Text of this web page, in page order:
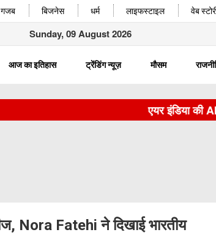
बिजनेस धर्म लाइफस्टाइल वेब
Sunday, 09 August 2026
आज का इतिहास ट्रेंडिंग न्यूज़ मौसम
एयर इंडिया की AI
Nora Fatehi ने दिखाई भारतीय